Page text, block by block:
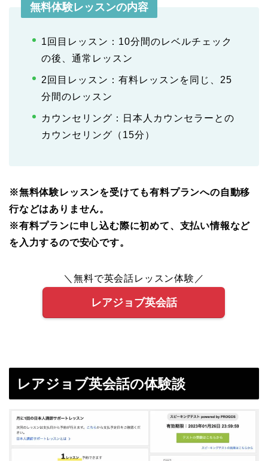
無料体験レッスンの内容
1回目レッスン：10分間のレベルチェック
の後、通常レッスン
2回目レッスン：有料レッスンを同じ、25
分間のレッスン
カウンセリング：日本人カウンセラーとの
カウンセリング（15分）
※無料体験レッスンを受けても有料プランへの自動移
行などはありません。
※有料プランに申し込む際に初めて、支払い情報など
を入力するので安心です。
＼無料で英会話レッスン体験／
レアジョブ英会話
レアジョブ英会話の体験談